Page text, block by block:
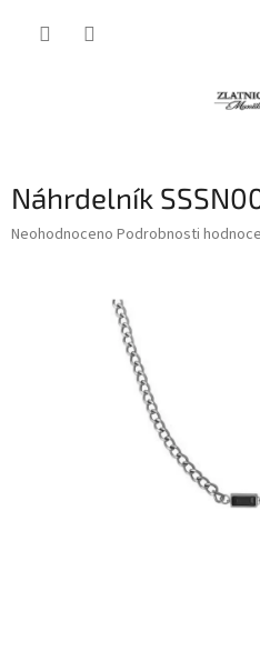
Náhrdelník
Průměrné
Neohodnoceno Podrobnosti